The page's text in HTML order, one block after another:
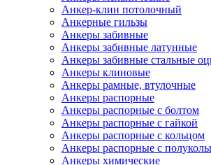
Анкер-клин потолочный
Анкерные гильзы
Анкеры забивные
Анкеры забивные латунные
Анкеры забивные стальные
Анкеры клиновые
Анкеры рамные, втулочные
Анкеры распорные
Анкеры распорные с болтом
Анкеры распорные с гайкой
Анкеры распорные с кольцом
Анкеры распорные с
Анкеры химические